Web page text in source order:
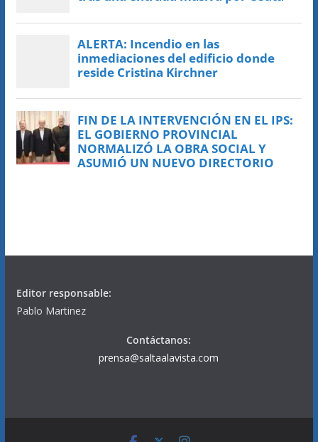
Editor responsable:
Pablo Martinez
Contáctanos:
prensa@saltaalavista.com